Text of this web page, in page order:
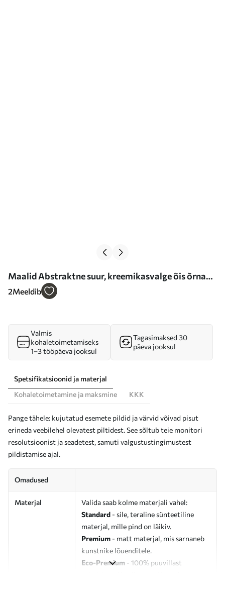
Maalid Abstraktne suur, kreemikasvalge õis õrnad,
kihiliste kroonlehtedega Nr m30691
2Meeldib
Valmis
kohaletoimetamiseks
1–3 tööpäeva jooksul
Tagasimaksed 30
päeva jooksul
Spetsifikatsioonid ja materjal
Kohaletoimetamine ja maksmine
KKK
Pange tähele: kujutatud esemete pildid ja värvid võivad pisut
erineda veebilehel olevatest piltidest. See sõltub teie monitori
resolutsioonist ja seadetest, samuti valgustustingimustest
pildistamise ajal.
Omadused
Materjal
Valida saab kolme materjali vahel:
Standard - sile, teraline sünteetiline
materjal, mille pind on läikiv.
Premium - matt materjal, mis sarnaneb
kunstnike lõuenditele.
Eco-Premium - 100% puuvillast